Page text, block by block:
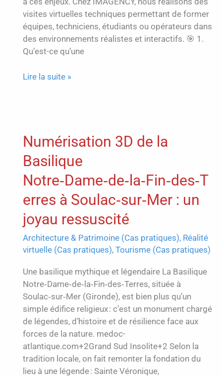
visites virtuelles techniques permettant de former
équipes, techniciens, étudiants ou opérateurs dans
des environnements réalistes et interactifs. 🎯 1.
Qu’est-ce qu’une
Visite
outil
formation
immersif
et
redoutablement
efficace
Lire la suite »
Numérisation 3D de la
Basilique
Notre‑Dame‑de‑la‑Fin‑des‑T
erres à Soulac‑sur‑Mer : un
joyau ressuscité
Architecture & Patrimoine (Cas pratiques), Réalité
virtuelle (Cas pratiques), Tourisme (Cas pratiques)
Une basilique mythique et légendaire La Basilique
Notre‑Dame‑de‑la‑Fin‑des‑Terres, située à
Soulac‑sur‑Mer (Gironde), est bien plus qu’un
simple édifice religieux : c’est un monument chargé
de légendes, d’histoire et de résilience face aux
forces de la nature. medoc-
atlantique.com+2Grand Sud Insolite+2 Selon la
tradition locale, on fait remonter la fondation du
lieu à une légende : Sainte Véronique,